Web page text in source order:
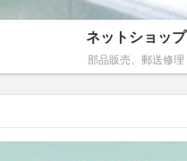
ネットショップ
部品販売、郵送修理